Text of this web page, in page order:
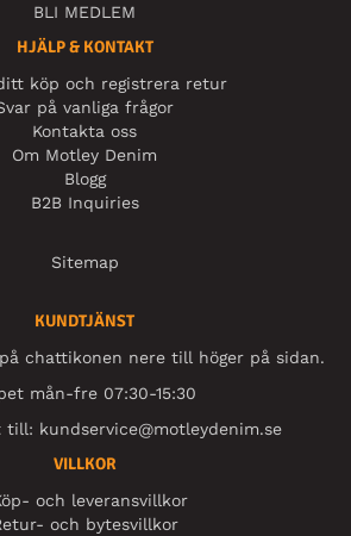
BLI MEDLEM
HJÄLP & KONTAKT
köp och registrera retur
på vanliga frågor
Kontakta oss
Om Motley Denim
Blogg
B2B Inquiries
Sitemap
KUNDTJÄNST
chattikonen nere till höger på sidan.
mån-fre 07:30-15:30
till: kundservice@motleydenim.se
VILLKOR
och leveransvillkor
och bytesvillkor